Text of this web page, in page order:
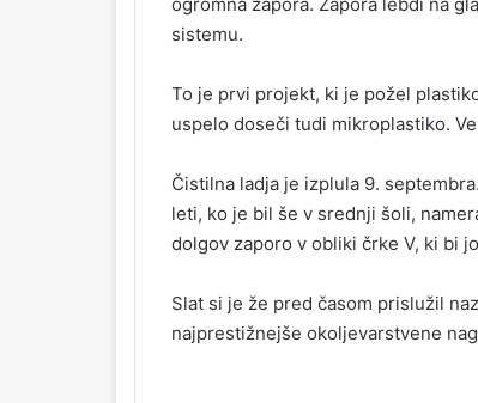
sistemu.
To je prvi projekt, ki je požel
uspelo doseči tudi mikroplastiko.
Čistilna ladja je izplula 9.
leti, ko je bil še v srednji šoli,
dolgov zaporo v obliki črke V, ki bi
Slat si je že pred časom prislužil
najprestižnejše okoljevarstvene